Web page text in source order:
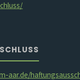
aar.de/